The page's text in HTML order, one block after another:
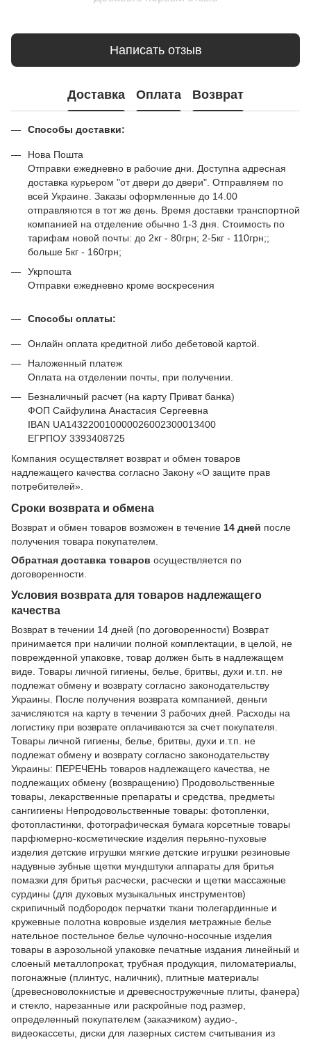
Написать отзыв
Доставка Оплата Возврат
Способы доставки:
Нова Пошта
Отправки ежедневно в рабочие дни. Доступна адресная
доставка курьером "от двери до двери". Отправляем по
всей Украине. Заказы оформленные до 14.00
отправляются в тот же день. Время доставки транспортной
компанией на отделение обычно 1-3 дня. Стоимость по
тарифам новой почты: до 2кг - 80грн; 2-5кг - 110грн;;
больше 5кг - 160грн;
Укрпошта
Отправки ежедневно кроме воскресения
Способы оплаты:
Онлайн оплата кредитной либо дебетовой картой.
Наложенный платеж
Оплата на отделении почты, при получении.
Безналичный расчет (на карту Приват банка)
ФОП Сайфулина Анастасия Сергеевна
IBAN UA143220010000026002300013400
ЕГРПОУ 3393408725
Компания осуществляет возврат и обмен товаров
надлежащего качества согласно Закону «О защите прав
потребителей»
Сроки возврата и обмена
Возврат и обмен товаров возможен в течение 14 дней после
получения товара покупателем.
Обратная доставка товаров осуществляется по
договоренности.
Условия возврата для товаров надлежащего
качества
Возврат в течении 14 дней (по договоренности) Возврат
принимается при наличии полной комплектации, в целой, не
поврежденной упаковке, товар должен быть в надлежащем
виде. Товары личной гигиены, белье, бритвы, духи и.т.п. не
подлежат обмену и возврату согласно законодательству
Украины. После получения возврата компанией, деньги
зачисляются на карту в течении 3 рабочих дней. Расходы на
логистику при возврате оплачиваются за счет покупателя.
Товары личной гигиены, белье, бритвы, духи и.т.п. не
подлежат обмену и возврату согласно законодательству
Украины: ПЕРЕЧЕНЬ товаров надлежащего качества, не
подлежащих обмену (возвращению) Продовольственные
товары, лекарственные препараты и средства, предметы
сангигиены Непродовольственные товары: фотопленки,
фотопластинки, фотографическая бумага корсетные товары
парфюмерно-косметические изделия перьяно-пуховые
изделия детские игрушки мягкие детские игрушки резиновые
надувные зубные щетки мундштуки аппараты для бритья
помазки для бритья расчески, расчески и щетки массажные
сурдины (для духовых музыкальных инструментов)
скрипичный подбородок перчатки ткани тюлегардинные и
кружевные полотна ковровые изделия метражные белье
нательное постельное белье чулочно-носочные изделия
товары в аэрозольной упаковке печатные издания линейный и
слоеный металлопрокат, трубная продукция, пиломатериалы,
погонажные (плинтус, наличник), плитные материалы
(древесноволокнистые и древесностружечные плиты, фанера)
и стекло, нарезанные или раскройные под размер,
определенный покупателем (заказчиком) аудио-,
видеокассеты, диски для лазерных систем считывания из